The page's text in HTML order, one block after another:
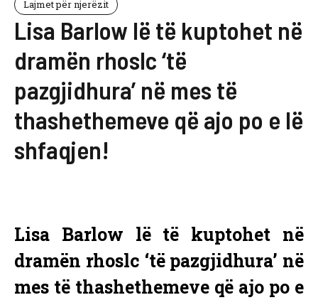
Lajmet për njerëzit
Lisa Barlow lë të kuptohet në
dramën rhoslc ‘të
pazgjidhura’ në mes të
thashethemeve që ajo po e lë
shfaqjen!
Lisa Barlow lë të kuptohet në
dramën rhoslc ‘të pazgjidhura’ në
mes të thashethemeve që ajo po e